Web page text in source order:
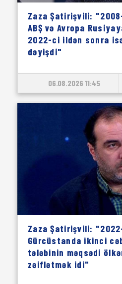
Zaza Şatirişvili:
ABŞ və Avropa
2022-ci ildən sonra
dəyişdi"
06.08.2026 11:45
Zaza Şatirişvili:
Gürcüstanda ikinci
tələbinin məqsədi
zəiflətmək idi"